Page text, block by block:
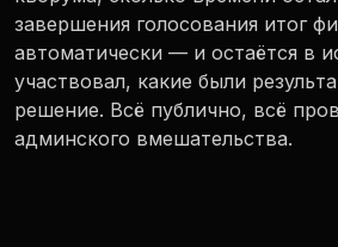
завершения голосования итог
автоматически — и остаётся в
участвовал, какие были
решение. Всё публично, всё
админского вмешательства.